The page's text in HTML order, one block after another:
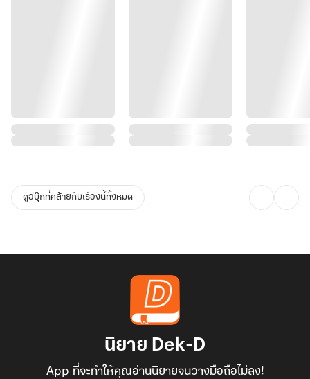
ดูอีบุ๊กที่คล้ายกับเรื่องนี้ทั้งหมด
นิยาย Dek-D
App ที่จะทำให้คุณอ่านนิยายจนวางมือถือไม่ลง!